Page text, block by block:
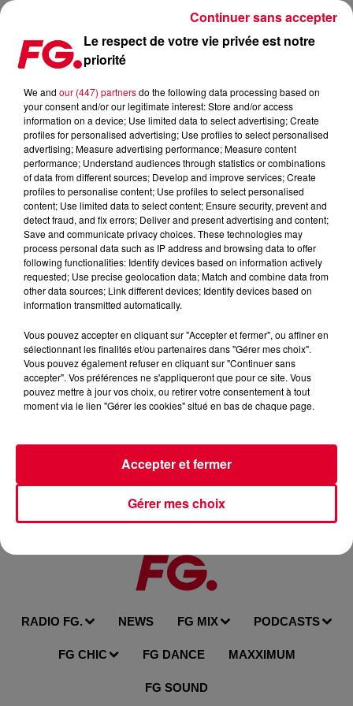
ARNO COST & NORMAN DORAY | INTERVIEW & MIX LIVE |
Cet élément est masqué compte-tenu du refus du
dépôt de cookies que vous avez exprimé. Si vous
souhaitez l'afficher, merci de nous donner votre accord
en cliquant sur le bouton ci-dessous.
Afficher l'élément
http://bit.ly/2AnxnWV
�� Écoutez nos radios: https://bit.ly/2JmAB1J
(description de la vidéo)
→ Facebook : http://www.facebook.com/radiofg
→ Instagram : https://www.instagram.com/radiofgoffi...
→ Twitter : http://www.twitter.com/RadioFGOfficiel
RADIO FG. NEWS FG MIX PODCASTS
FG CHIC FG DANCE MAXXIMUM
FG SOUND
Le respect de votre vie privée est notre
priorité
We and our (447) partnersdo the following data processing based on
your consent and/or our legitimate interest: Store and/or access
information on a device; Use limited data to select advertising; Create
profiles for personalised advertising; Use profiles to select personalised
advertising; Measure advertising performance; Measure content
performance; Understand audiences through statistics or combinations
of data from different sources; Develop and improve services; Create
profiles to personalise content; Use profiles to select personalised
content; Use limited data to select content; Ensure security, prevent and
detect fraud, and fix errors; Deliver and present advertising and content;
Save and communicate privacy choices. These technologies may
process personal data such as IP address and browsing data to offer
following functionalities: Identify devices based on information actively
requested; Use precise geolocation data; Match and combine data from
other data sources; Link different devices; Identify devices based on
information transmitted automatically.
Vous pouvez accepter en cliquant sur "Accepter et fermer", ou affiner en
sélectionnant les finalités et/ou partenaires dans "Gérer mes choix".
Vous pouvez également refuser en cliquant sur "Continuer sans
accepter". Vos préférences ne s'appliqueront que pour ce site. Vous
pouvez mettre à jour vos choix, ou retirer votre consentement à tout
moment via le lien "Gérer les cookies" situé en bas de chaque page.
Gérer mes choix
Accepter et fermer
Continuer sans accepter